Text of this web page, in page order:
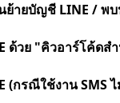
ย้ายบัญชี LINE / พ
ด้วย "คิวอาร์โค้ดส
(กรณีใช้งาน SMS ไ